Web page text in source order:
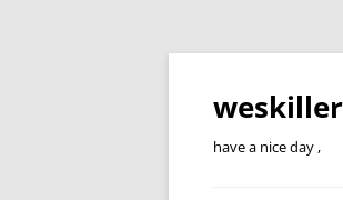
跳
文
weskiller
have a nice day ,